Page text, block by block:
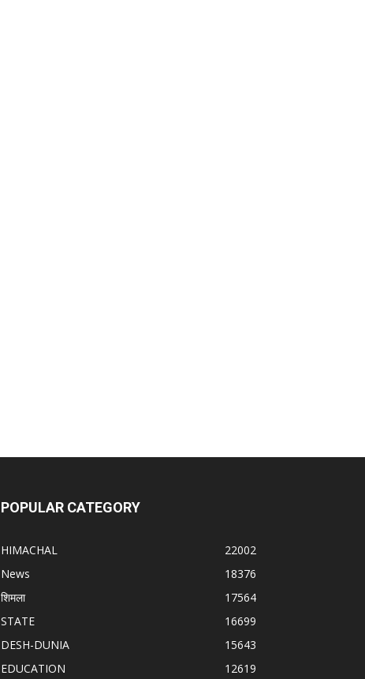
POPULAR CATEGORY
HIMACHAL
22002
News
18376
शिमला
17564
STATE
16699
DESH-DUNIA
15643
EDUCATION
12619